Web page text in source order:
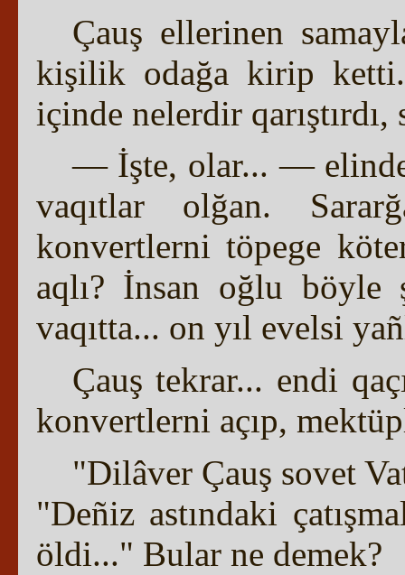
Çauş ellerinen
kişilik odağa kirip ketti.
içinde nelerdir
— İşte, olar... — elinde
vaqıtlar olğan.
konvertlerni töpege
aqlı? İnsan oğlu böyle
vaqıtta... on yıl evelsi
Çauş tekrar... endi
konvertlerni açıp,
"Dilâver Çauş sovet
"Deñiz astındaki
öldi..." Bular ne demek?